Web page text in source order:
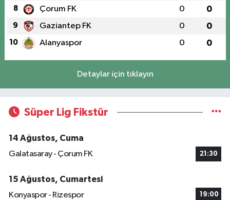
8 Çorum FK 0 0
9 Gaziantep FK 0 0
10 Alanyaspor 0 0
Detaylar için tıklayın
Süper Lig Fikstür
14 Ağustos, Cuma
Galatasaray - Çorum FK
21:30
15 Ağustos, Cumartesi
Konyaspor - Rizespor
19:00